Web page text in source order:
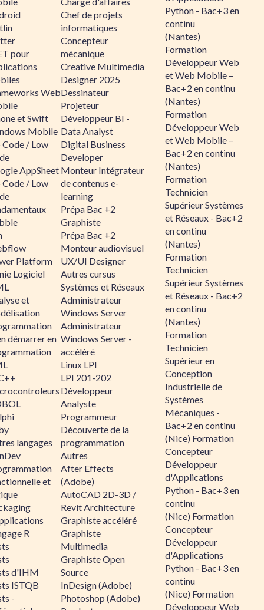
pour
Web
et Swift
Mobile
/ Low
AppSheet
/ Low
Platform
Logiciel
et
démarrer en
langages
et
R
d'IHM
ISTQB
-
Chef de projets
informatiques
Concepteur
mécanique
Creative Multimedia
Designer 2025
Dessinateur
Projeteur
Développeur BI -
Data Analyst
Digital Business
Developer
Monteur Intégrateur
de contenus e-
learning
Prépa Bac +2
Graphiste
Prépa Bac +2
Monteur audiovisuel
UX/UI Designer
Autres cursus
Systèmes et Réseaux
Administrateur
Windows Server
Administrateur
Windows Server -
accéléré
Linux LPI
LPI 201-202
Développeur
Analyste
Programmeur
Découverte de la
programmation
Autres
After Effects
(Adobe)
AutoCAD 2D-3D /
Revit Architecture
Graphiste accéléré
Graphiste
Multimedia
Graphiste Open
Source
InDesign (Adobe)
Photoshop (Adobe)
Python - Bac+3 en
continu
(Nantes)
Formation
Développeur Web
et Web Mobile –
Bac+2 en continu
(Nantes)
Formation
Développeur Web
et Web Mobile –
Bac+2 en continu
(Nantes)
Formation
Technicien
Supérieur Systèmes
et Réseaux - Bac+2
en continu
(Nantes)
Formation
Technicien
Supérieur Systèmes
et Réseaux - Bac+2
en continu
(Nantes)
Formation
Technicien
Supérieur en
Conception
Industrielle de
Systèmes
Mécaniques -
Bac+2 en continu
(Nice) Formation
Concepteur
Développeur
d'Applications
Python - Bac+3 en
continu
(Nice) Formation
Concepteur
Développeur
d'Applications
Python - Bac+3 en
continu
(Nice) Formation
Développeur Web